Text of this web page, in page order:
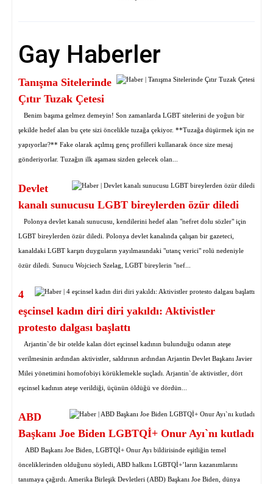
Gay Haberler
Tanışma Sitelerinde
Çıtır Tuzak Çetesi
Benim başıma gelmez demeyin! Son zamanlarda LGBT sitelerini de yoğun bir
şekilde hedef alan bu çete sizi öncelikle tuzağa çekiyor. **Tuzağa düşürmek için ne
yapıyorlar?** Fake olarak açılmış genç profilleri kullanarak önce size mesaj
gönderiyorlar. Tuzağın ilk aşaması sizden gelecek olan...
Devlet
kanalı sunucusu LGBT bireylerden özür diledi
Polonya devlet kanalı sunucusu, kendilerini hedef alan "nefret dolu sözler" için
LGBT bireylerden özür diledi. Polonya devlet kanalında çalışan bir gazeteci,
kanaldaki LGBT karşıtı duyguların yayılmasındaki "utanç verici" rolü nedeniyle
özür diledi. Sunucu Wojciech Szelag, LGBT bireylerin "nef...
4
eşcinsel kadın diri diri yakıldı: Aktivistler
protesto dalgası başlattı
Arjantin`de bir otelde kalan dört eşcinsel kadının bulunduğu odanın ateşe
verilmesinin ardından aktivistler, saldırının ardından Arjantin Devlet Başkanı Javier
Milei yönetimini homofobiyi körüklemekle suçladı. Arjantin`de aktivistler, dört
eşcinsel kadının ateşe verildiği, üçünün öldüğü ve dördün...
ABD
Başkanı Joe Biden LGBTQİ+ Onur Ayı`nı kutladı
ABD Başkanı Joe Biden, LGBTQİ+ Onur Ayı bildirisinde eşitliğin temel
önceliklerinden olduğunu söyledi, ABD halkını LGBTQİ+’ların kazanımlarını
tanımaya çağırdı. Amerika Birleşik Devletleri (ABD) Başkanı Joe Biden, dünya